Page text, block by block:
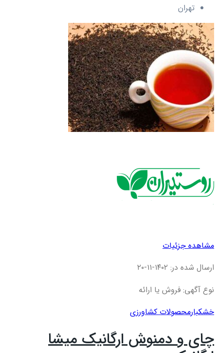
تهران
مشاهده جزئیات
ارسال شده در: ۱۴۰۲-۱۱-۲۰
نوع آگهی: فروش یا ارائه
خشکبارمحصولات کشاورزی
چای و دمنوش ارگانیک میشا